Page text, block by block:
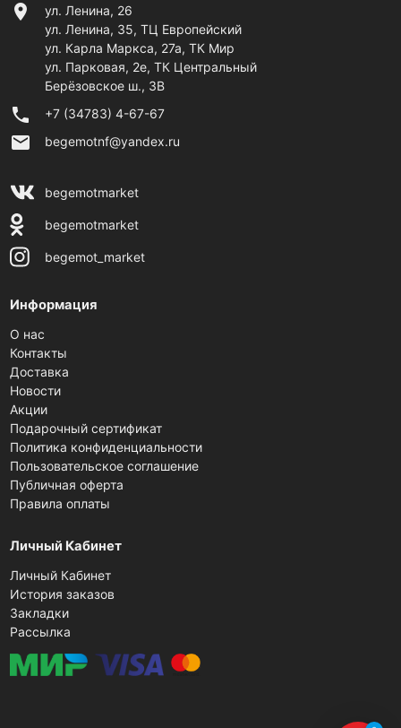
location_on
ул. Ленина, 26
ул. Ленина, 35, ТЦ Европейский
ул. Карла Маркса, 27а, ТК Мир
ул. Парковая, 2е, ТК Центральный
Берёзовское ш., 3В
phone +7 (34783) 4-67-67
email begemotnf@yandex.ru
begemotmarket
begemotmarket
begemot_market
Информация
О нас
Контакты
Доставка
Новости
Акции
Подарочный сертификат
Политика конфиденциальности
Пользовательское соглашение
Публичная оферта
Правила оплаты
Личный Кабинет
Личный Кабинет
История заказов
Закладки
Рассылка